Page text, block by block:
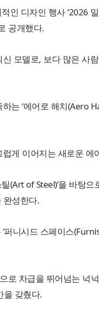
인 디자인 행사 ‘2026
공개했다.
모델로, 보다 많은 사
‘에어로 해치(Aero
게 이어지는 새로운
(Art of Steel)’을 바탕
완성한다.
니시드 스페이스
차급을 뛰어넘는 넉
을 갖췄다.